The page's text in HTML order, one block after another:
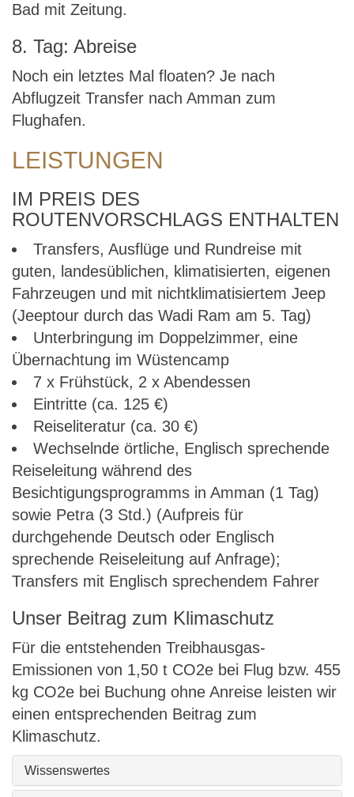
Bad mit Zeitung.
8. Tag: Abreise
Noch ein letztes Mal floaten? Je nach
Abflugzeit Transfer nach Amman zum
Flughafen.
LEISTUNGEN
IM PREIS DES
ROUTENVORSCHLAGS ENTHALTEN
Transfers, Ausflüge und Rundreise mit
guten, landesüblichen, klimatisierten, eigenen
Fahrzeugen und mit nichtklimatisiertem Jeep
(Jeeptour durch das Wadi Ram am 5. Tag)
Unterbringung im Doppelzimmer, eine
Übernachtung im Wüstencamp
7 x Frühstück, 2 x Abendessen
Eintritte (ca. 125 €)
Reiseliteratur (ca. 30 €)
Wechselnde örtliche, Englisch sprechende
Reiseleitung während des
Besichtigungsprogramms in Amman (1 Tag)
sowie Petra (3 Std.) (Aufpreis für
durchgehende Deutsch oder Englisch
sprechende Reiseleitung auf Anfrage);
Transfers mit Englisch sprechendem Fahrer
Unser Beitrag zum Klimaschutz
Für die entstehenden Treibhausgas-
Emissionen von 1,50 t CO2e bei Flug bzw. 455
kg CO2e bei Buchung ohne Anreise leisten wir
einen entsprechenden Beitrag zum
Klimaschutz.
Wissenswertes